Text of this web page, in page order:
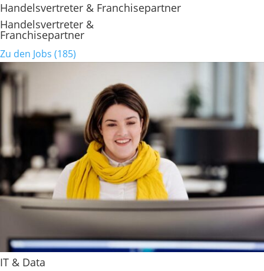
Handelsvertreter & Franchisepartner
Handelsvertreter &
Franchisepartner
Zu den Jobs (185)
IT & Data